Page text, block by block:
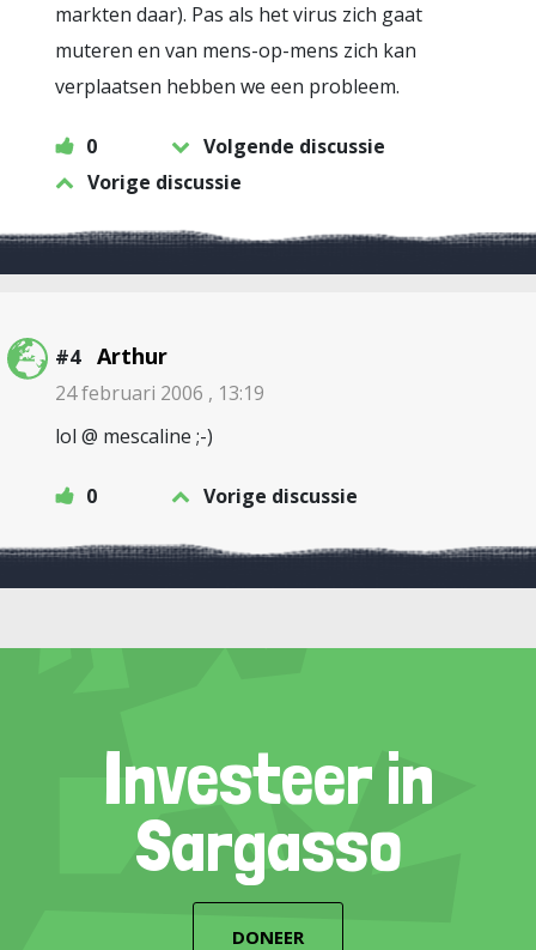
markten daar). Pas als het virus zich gaat
muteren en van mens-op-mens zich kan
verplaatsen hebben we een probleem.
0
Volgende discussie
Vorige discussie
#4 Arthur
24 februari 2006 , 13:19
lol @ mescaline ;-)
0 Vorige discussie
Investeer in
Sargasso
DONEER